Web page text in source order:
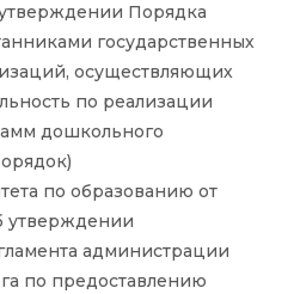
Порядка
государственных
осуществляющих
по реализации
дошкольного
по образованию от
утверждении
администрации
по предоставлению